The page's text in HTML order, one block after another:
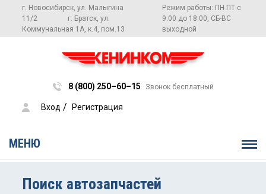
г. Новосибирск, ул. Малыгина
11/2
г. Братск, ул.
Коммунальная 1А, к.4, пом.13
Режим работы: ПН-ПТ с
9:00 до 18:00, СБ-ВС
выходной
8 (800) 250–60–15 Звонок бесплатный
Вход / Регистрация
МЕНЮ
Поиск автозапчастей